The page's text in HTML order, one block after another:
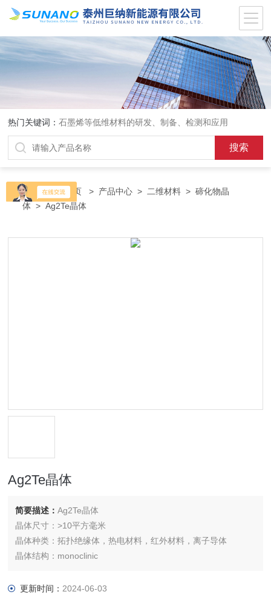
热门关键词：石墨烯等低维材料的研发、制备、检测和应用
当前位置：首页 > 产品中心 > 二维材料 >碲化物晶
体 > Ag2Te晶体
Ag2Te晶体
简要描述：Ag2Te晶体
晶体尺寸：>10平方毫米
晶体种类：拓扑绝缘体，热电材料，红外材料，离子导体
晶体结构：monoclinic
更新时间： 2024-06-03